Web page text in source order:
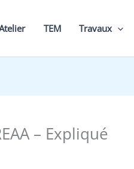
TEM Travaux
– Expliqué